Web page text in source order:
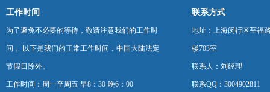
工作时间
为了避免不必要的等待，敬请注意我们的工作时
间 。以下是我们的正常工作时间，中国大陆法定
节假日除外。
工作时间：周一至周五 早8：30-晚6：00
联系方式
地址：上海闵行区莘福
楼703室
联系人：刘经理
联系QQ：3004902811